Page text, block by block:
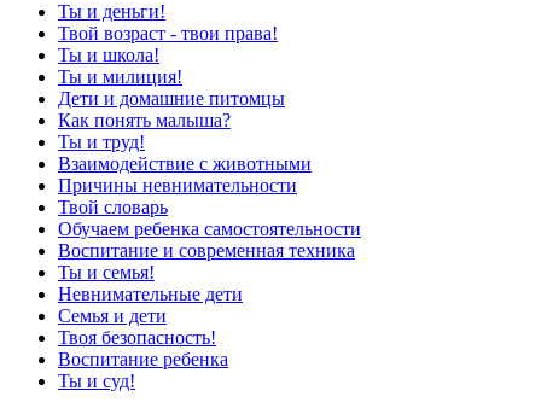
Ты и деньги!
Твой возраст - твои права!
Ты и школа!
Ты и милиция!
Дети и домашние питомцы
Как понять малыша?
Ты и труд!
Взаимодействие с животными
Причины невнимательности
Твой словарь
Обучаем ребенка самостоятельности
Воспитание и современная техника
Ты и семья!
Невнимательные дети
Семья и дети
Твоя безопасность!
Воспитание ребенка
Ты и суд!